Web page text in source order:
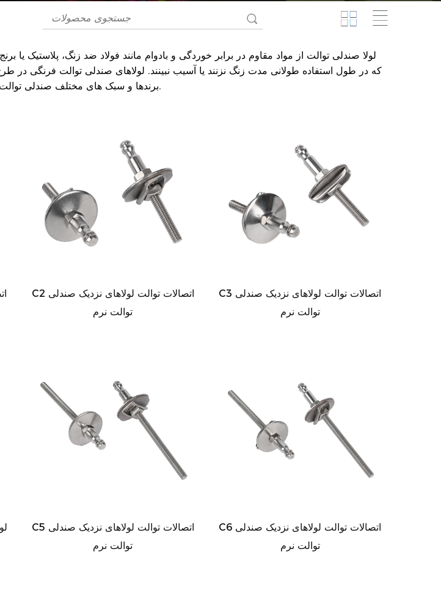
لولا صندلی توالت از مواد مقاوم در برابر خوردگی و بادوام مانند فولاد ضد زنگ، پلاستیک یا
که در طول استفاده طولانی مدت زنگ نزنند یا آسیب نبینند. لولاهای صندلی توالت فرنگی در
برندها و سبک های مختلف صندلی توالت موجود است و نصب را آسان تر می کند.
C2 اتصالات توالت لولاهای نزدیک صندلی
توالت نرم
C3 اتصالات توالت لولاهای نزدیک صندلی
توالت نرم
C5 اتصالات توالت لولاهای نزدیک صندلی
توالت نرم
C6 اتصالات توالت لولاهای نزدیک صندلی
توالت نرم